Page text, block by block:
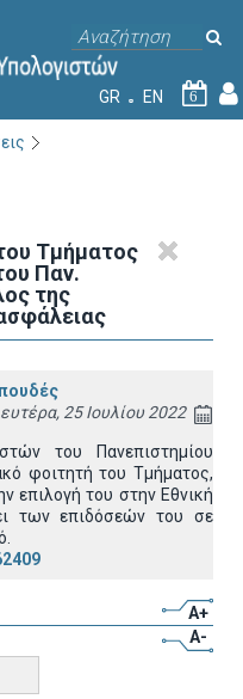
GR EN 6
Τμήματος
Παν.
της
25 Ιουλίου 2022
του Πανεπιστημίου
φοιτητή του Τμήματος,
επιλογή του στην Εθνική
των επιδόσεών του σε
A+
A-